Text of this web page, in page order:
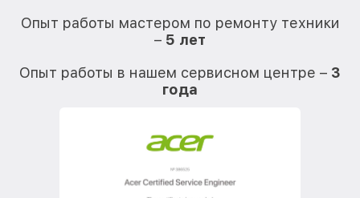
Опыт работы мастером по ремонту техники
– 5 лет
Опыт работы в нашем сервисном центре – 3
года